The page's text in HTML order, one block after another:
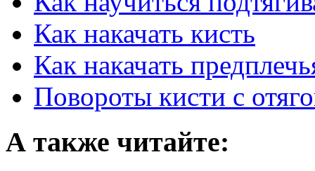
Как накачать кисть
Как накачать
Повороты кисти с
А также читайте: